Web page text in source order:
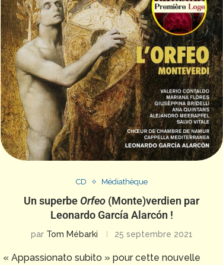
CD Médiathèque
Un superbe Orfeo (Monte)verdien par
Leonardo García Alarcón !
par Tom Mébarki 25 septembre 2021
« Appassionato subito » pour cette nouvelle